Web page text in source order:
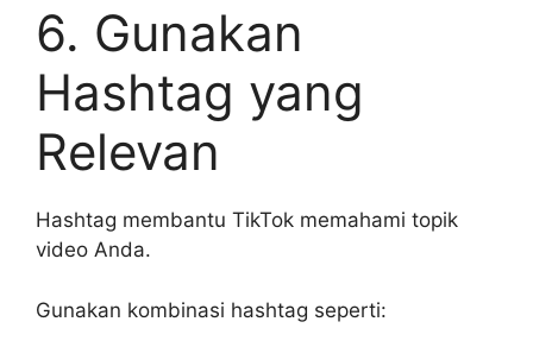
6. Gunakan
Hashtag yang
Relevan
Hashtag membantu TikTok memahami topik
video Anda.
Gunakan kombinasi hashtag seperti: